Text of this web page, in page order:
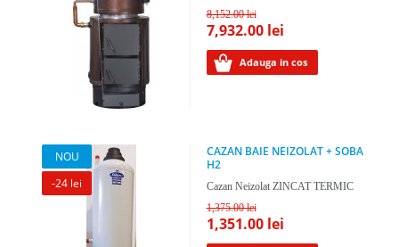
8,152.00 lei
7,932.00 lei
Adauga in cos
NOU
-24 lei
CAZAN BAIE NEIZOLAT + SOBA
H2
Cazan Neizolat ZINCAT TERMIC
1,375.00 lei
1,351.00 lei